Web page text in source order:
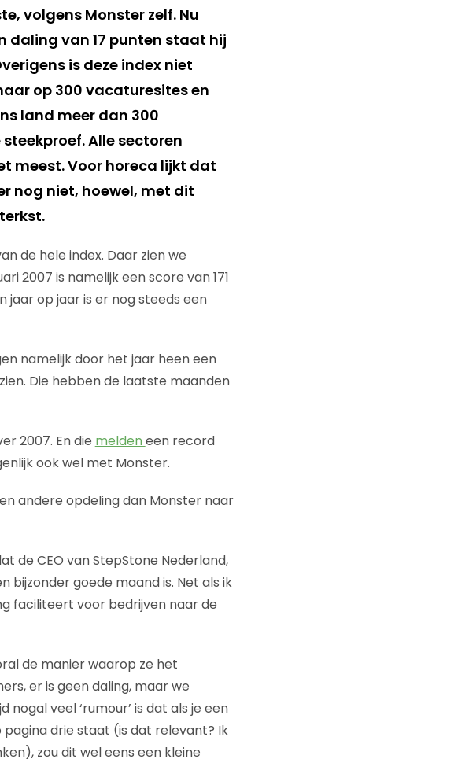
volgens Monster zelf. Nu
daling van 17 punten staat hij
is deze index niet
op 300 vacaturesites en
land meer dan 300
Alle sectoren
meest. Voor horeca lijkt dat
nog niet, hoewel, met dit
de hele index. Daar zien we
2007 is namelijk een score van 171
jaar op jaar is er nog steeds een
namelijk door het jaar heen een
Die hebben de laatste maanden
2007. En die melden een record
ook wel met Monster.
andere opdeling dan Monster naar
de CEO van StepStone Nederland,
bijzonder goede maand is. Net als ik
faciliteert voor bedrijven naar de
de manier waarop ze het
er is geen daling, maar we
veel ‘rumour’ is dat als je een
drie staat (is dat relevant? Ik
zou dit wel eens een kleine